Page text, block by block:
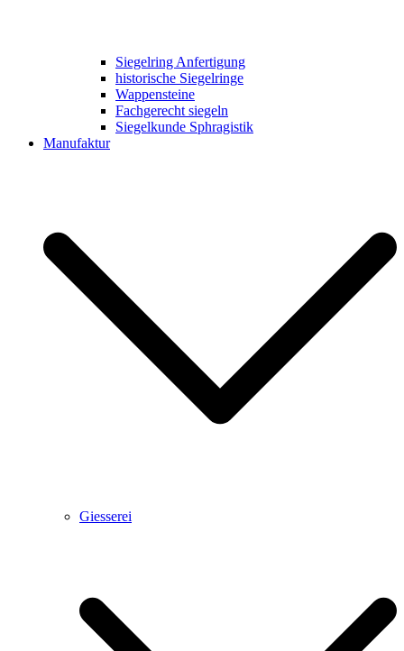
Siegelring Anfertigung
historische Siegelringe
Wappensteine
Fachgerecht siegeln
Siegelkunde Sphragistik
Manufaktur
Giesserei